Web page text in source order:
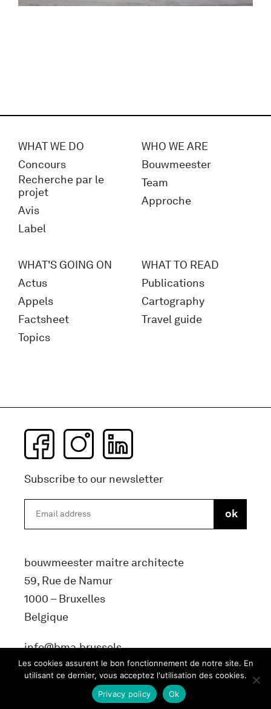
WHAT WE DO
Concours
Recherche par le
projet
Avis
Label
WHO WE ARE
Bouwmeester
Team
Approche
WHAT'S GOING ON
Actus
Appels
Factsheet
Topics
WHAT TO READ
Publications
Cartography
Travel guide
Subscribe to our newsletter
bouwmeester maitre architecte
59, Rue de Namur
1000 – Bruxelles
Belgique
info@bma.brussels
Les cookies assurent le bon fonctionnement de notre site. En
utilisant ce dernier, vous acceptez l'utilisation des cookies.
Ok
Privacy policy